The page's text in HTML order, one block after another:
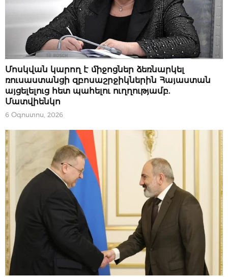
ՔԱՂԱՔԱԿԱՆՈՒԹՅՈՒՆ
Մոսկվան կարող է միջոցներ ձեռնարկել
ռուսաստանցի զբոսաշրջիկներին Հայաստան
այցելելուց հետ պահելու ուղղությամբ.
Մատվիենկո
6 Օգոստոս, 2026